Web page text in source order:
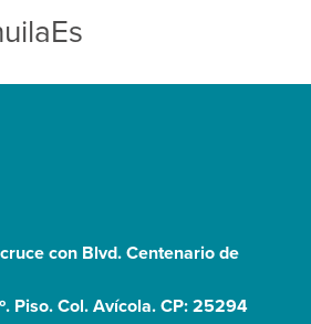
con Blvd. Centenario de
Piso. Col. Avícola. CP: 25294